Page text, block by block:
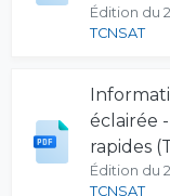
Édition du
TCNSAT
éclairée
rapides
Édition du
TCNSAT